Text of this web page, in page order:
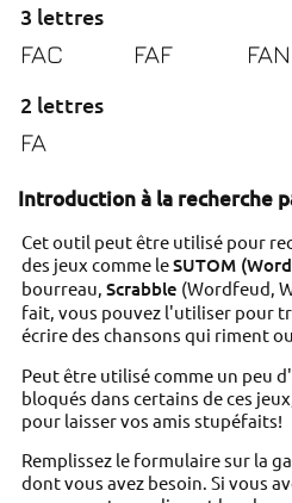
3 lettres
FAC FAF FAN
2 lettres
FA
Introduction à la recherche
Cet outil peut être utilisé pour
des jeux comme leSUTOM
bourreau, Scrabble (Wordfeud,
fait, vous pouvez l'utiliser pour
écrire des chansons qui riment
Peut être utilisé comme un peu
bloqués dans certains de ces
pour laisser vos amis stupéfaits!
Remplissez le formulaire sur la
dont vous avez besoin. Si vous